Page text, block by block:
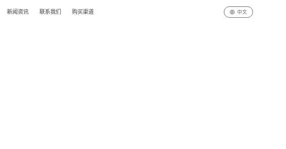
新闻资讯 联系我们 购买渠道 中文